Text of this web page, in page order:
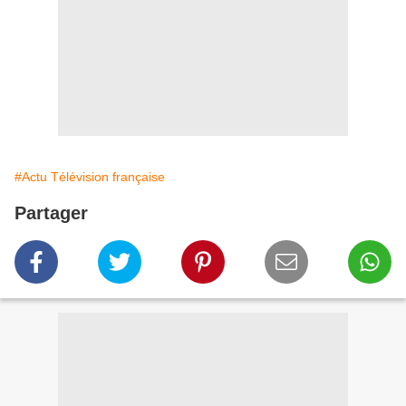
#Actu Télévision française
Partager